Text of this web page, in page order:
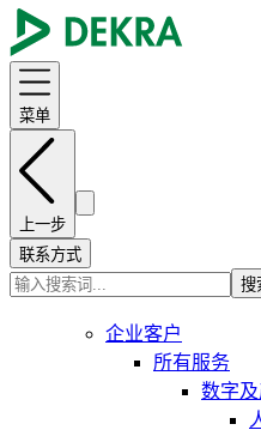
菜单
上一步
联系方式
搜
企业客户
所有服务
数字